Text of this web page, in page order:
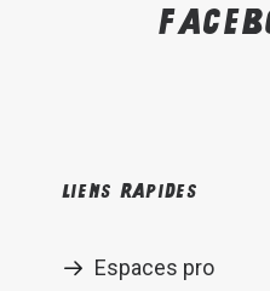
Liens rapides
Espaces pro